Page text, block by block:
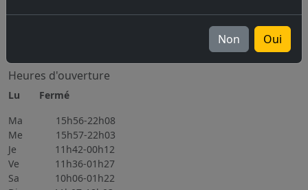
Non Oui
Prochains évènements
Heures d'ouverture
Lu Fermé
Ma 15h56-22h08
Me 15h57-22h03
Je 11h42-00h12
Ve 11h36-01h27
Sa 10h06-01h22